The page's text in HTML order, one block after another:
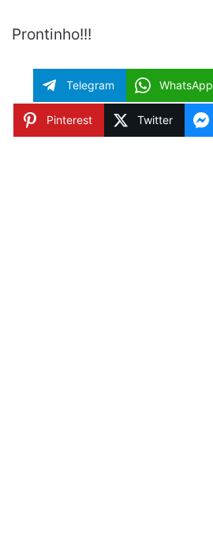
Prontinho!!!
Telegram WhatsApp
Pinterest Twitter